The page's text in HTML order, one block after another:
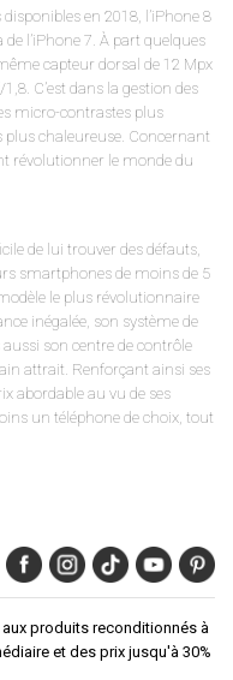
en 2018, l’iPhone 8
l’iPhone 7. À part quelques
capteur dorsal de 12 Mpx
C’est dans la gestion des
micro-contrastes plus
plus chaleureuse. Concernant
révolutionner le monde du
de lui trouver des défauts,
smartphones de moins de 5
le plus révolutionnaire
inégalée, son système de
son centre de contrôle
attrait. Renforçant ainsi ses
abordable au vu de ses
un téléphone de choix, tout
produits reconditionnés à
et des prix jusqu'à 30%